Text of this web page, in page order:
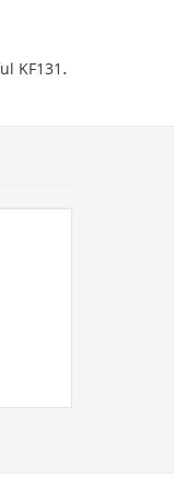
Concept Beautiful KF1310 airstyler White + pink 1 buc